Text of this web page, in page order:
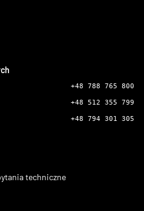
+48 788 765 800
+48 512 355 799
+48 794 301 305
techniczne